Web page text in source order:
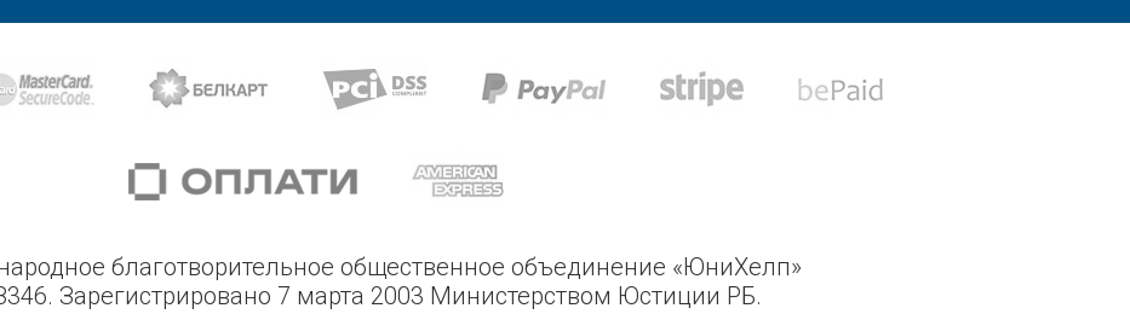
благотворительное общественное объединение «ЮниХелп»
Зарегистрировано 7 марта 2003 Министерством Юстиции РБ.